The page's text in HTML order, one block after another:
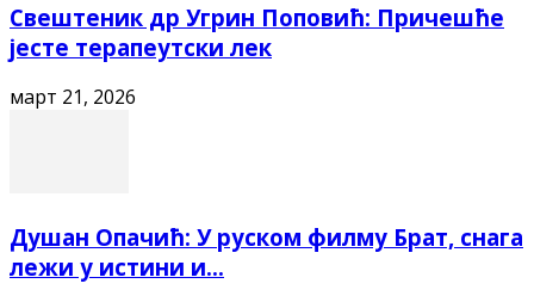
Свештеник др Угрин Поповић: Причешће
јесте терапеутски лек
март 21, 2026
Душан Опачић: У руском филму Брат, снага
лежи у истини и...